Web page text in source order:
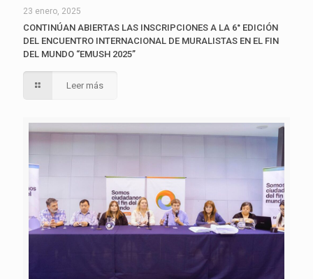
23 enero, 2025
CONTINÚAN ABIERTAS LAS INSCRIPCIONES A LA 6° EDICIÓN
DEL ENCUENTRO INTERNACIONAL DE MURALISTAS EN EL FIN
DEL MUNDO “EMUSH 2025”
Leer más